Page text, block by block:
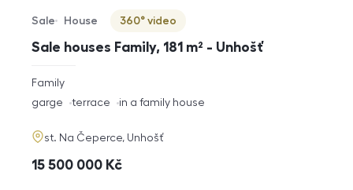
Sale houses Family, 181 m² - Unhošť
Offer type
Sale
Property type
House
Virtuální prohlídka
360° video
rozměry
disposition
Family
funkce
garge terrace in a family house
adresa
st. Na Čeperce, Unhošť
cena
15 500 000 Kč